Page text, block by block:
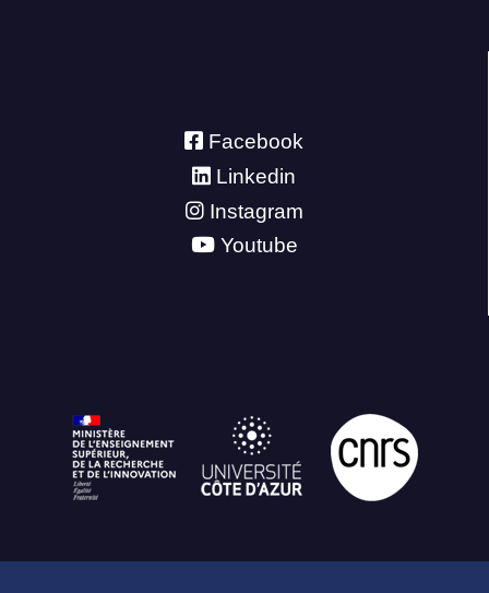
Facebook
Linkedin
Instagram
Youtube